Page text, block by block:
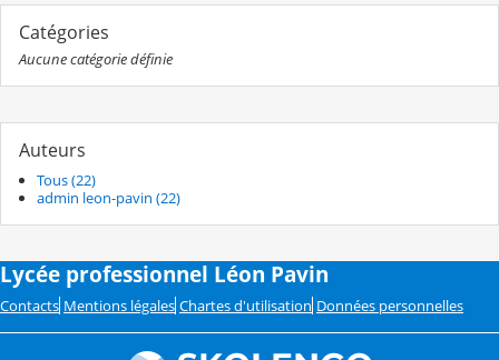
Catégories
Aucune catégorie définie
Auteurs
Tous (22)
admin leon-pavin (22)
Lycée professionnel Léon Pavin
Contacts Mentions légales Chartes d'utilisation Données personnelles